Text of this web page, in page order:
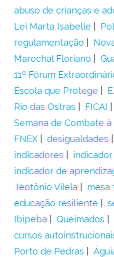
abuso de crianças e
Lei Marta Isabelle
regulamentação
Marechal Floriano
11º Fórum
Escola que Protege
Rio das Ostras
FICAI
Semana de Combate
FNEX
desigualdades
indicadores
indicador de
Teotônio Vilela
mesa
educação resiliente
Ibipeba
Queimados
cursos
Porto de Pedras